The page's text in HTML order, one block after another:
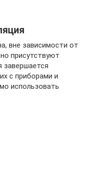
вне зависимости от
присутствуют
с приборами и
использовать